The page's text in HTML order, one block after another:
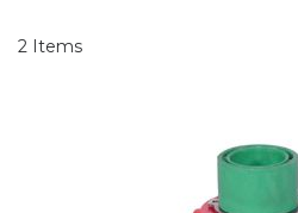
2 Items